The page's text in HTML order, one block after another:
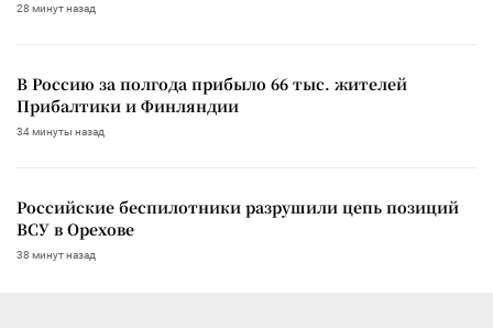
28 минут назад
В Россию за полгода прибыло 66 тыс. жителей
Прибалтики и Финляндии
34 минуты назад
Российские беспилотники разрушили цепь позиций
ВСУ в Орехове
38 минут назад